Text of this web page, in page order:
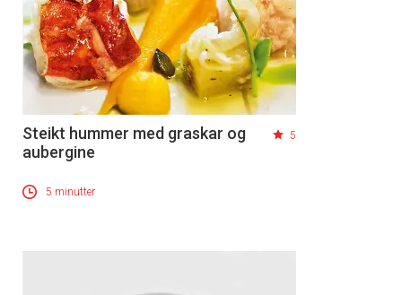
Steikt hummer med graskar og
aubergine
5
5 minutter